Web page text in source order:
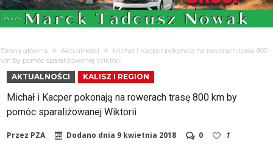
Strona główna Aktualności
Michał i Kacper pokonają na rowerach trasę 800
km by pomóc sparaliżowanej Wiktorii
AKTUALNOŚCI KALISZ I REGION
Michał i Kacper pokonają na rowerach trasę 800 km by
pomóc sparaliżowanej Wiktorii
Przez PZA Dodano dnia 9 kwietnia 2018 0 1